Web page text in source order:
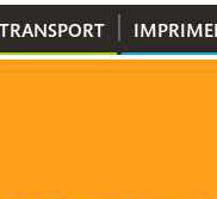
TRANSPORT